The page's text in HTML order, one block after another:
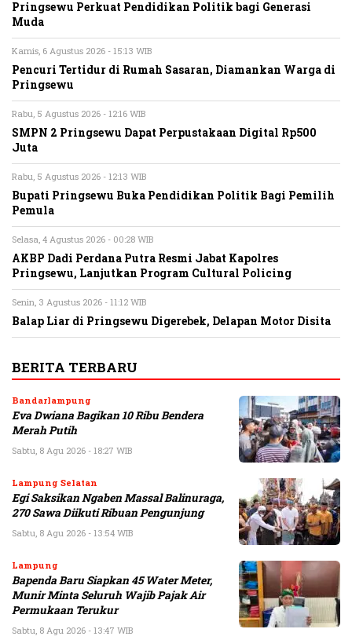
Pringsewu Perkuat Pendidikan Politik bagi Generasi
Muda
Kamis, 6 Agustus 2026 - 15:13 WIB
Pencuri Tertidur di Rumah Sasaran, Diamankan Warga di
Pringsewu
Rabu, 5 Agustus 2026 - 12:16 WIB
SMPN 2 Pringsewu Dapat Perpustakaan Digital Rp500
Juta
Rabu, 5 Agustus 2026 - 12:13 WIB
Bupati Pringsewu Buka Pendidikan Politik Bagi Pemilih
Pemula
Selasa, 4 Agustus 2026 - 00:28 WIB
AKBP Dadi Perdana Putra Resmi Jabat Kapolres
Pringsewu, Lanjutkan Program Cultural Policing
Senin, 3 Agustus 2026 - 11:12 WIB
Balap Liar di Pringsewu Digerebek, Delapan Motor Disita
BERITA TERBARU
Bandarlampung
Eva Dwiana Bagikan 10 Ribu Bendera
Merah Putih
Sabtu, 8 Agu 2026 - 18:27 WIB
Lampung Selatan
Egi Saksikan Ngaben Massal Balinuraga,
270 Sawa Diikuti Ribuan Pengunjung
Sabtu, 8 Agu 2026 - 13:54 WIB
Lampung
Bapenda Baru Siapkan 45 Water Meter,
Munir Minta Seluruh Wajib Pajak Air
Permukaan Terukur
Sabtu, 8 Agu 2026 - 13:47 WIB